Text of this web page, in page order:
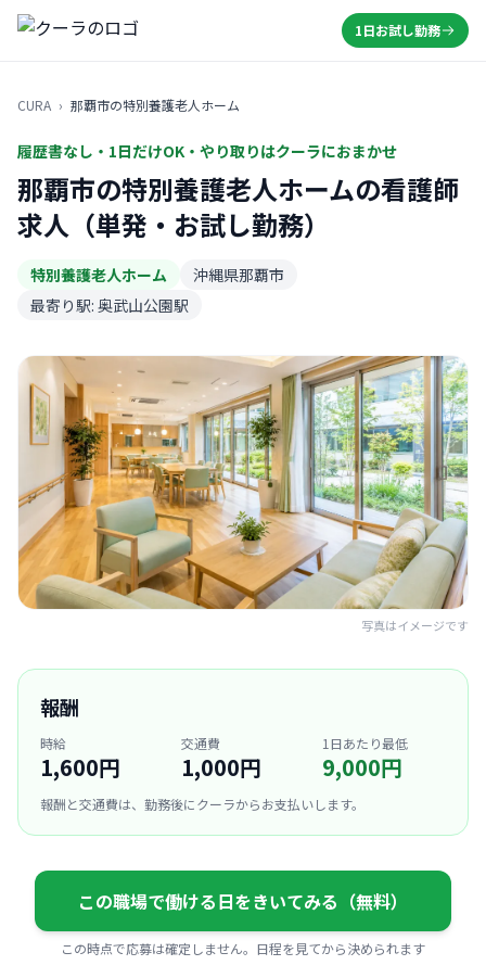
1日お試し勤務
CURA › 那覇市の特別養護老人ホーム
履歴書なし・1日だけOK・やり取りはクーラにおまかせ
那覇市の特別養護老人ホームの看護師
求人（単発・お試し勤務）
特別養護老人ホーム
沖縄県那覇市
最寄り駅: 奥武山公園駅
写真はイメージです
報酬
時給
1,600円
交通費
1,000円
1日あたり最低
9,000円
報酬と交通費は、勤務後にクーラからお支払いします。
この職場で働ける日をきいてみる（無料）
この時点で応募は確定しません。日程を見てから決められます